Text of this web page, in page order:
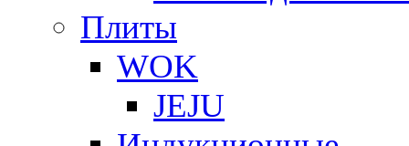
Плиты
WOK
JEJU